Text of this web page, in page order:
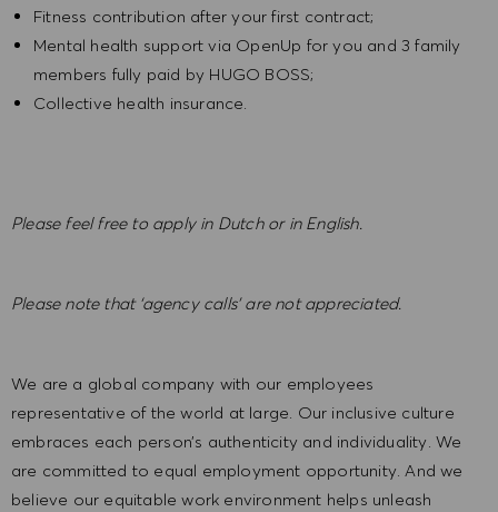
Fitness contribution after your first contract;
Mental health support via OpenUp for you and 3 family
members fully paid by HUGO BOSS;
Collective health insurance.
Please feel free to apply in Dutch or in English.
Please note that ‘agency calls’ are not appreciated.
We are a global company with our employees
representative of the world at large. Our inclusive culture
embraces each person’s authenticity and individuality. We
are committed to equal employment opportunity. And we
believe our equitable work environment helps unleash